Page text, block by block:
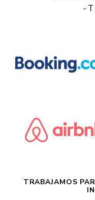
TRABAJAMOS